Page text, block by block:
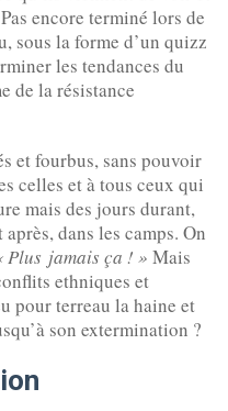
encore terminé lors de
sous la forme d’un quizz
les tendances du
de la résistance
et fourbus, sans pouvoir
celles et à tous ceux qui
mais des jours durant,
dans les camps. On
Plus jamais ça ! » Mais
ethniques et
pour terreau la haine et
son extermination ?